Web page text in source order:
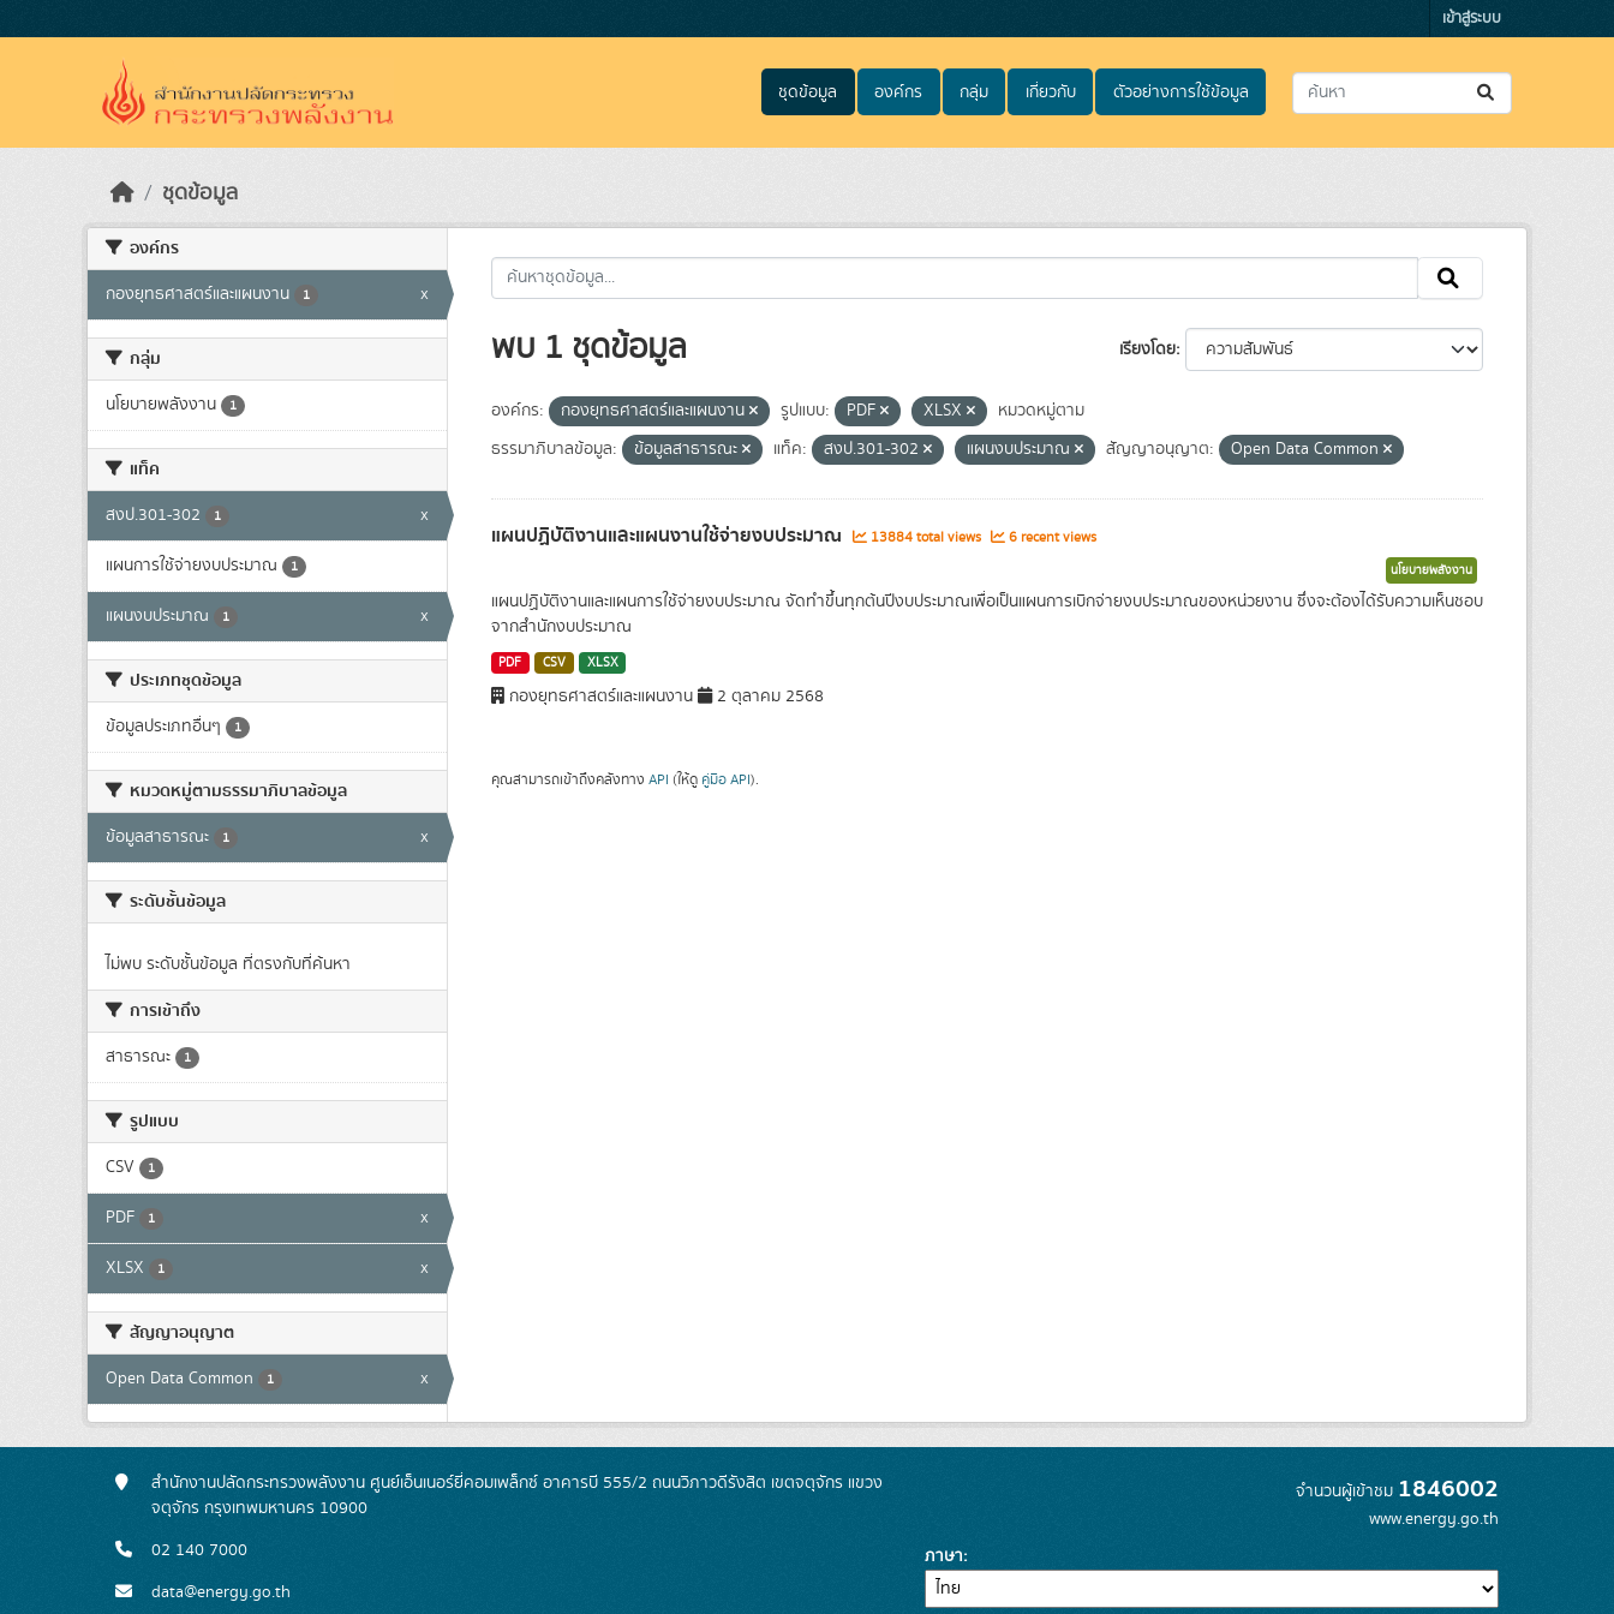
เข้าสู่ระบบ
ชุดข้อมูล องค์กร กลุ่ม เกี่ยวกับ ตัวอย่างการใช้ข้อมูล
ชุดข้อมูล
องค์กร
กองยุทธศาสตร์และแผนงาน 1 x
กลุ่ม
นโยบายพลังงาน 1
แท็ค
สงป.301-302 1 x
แผนการใช้จ่ายงบประมาณ 1
แผนงบประมาณ 1 x
ประเภทชุดข้อมูล
ข้อมูลประเภทอื่นๆ 1
หมวดหมู่ตามธรรมาภิบาลข้อมูล
ข้อมูลสาธารณะ 1 x
ระดับชั้นข้อมูล
ไม่พบ ระดับชั้นข้อมูล ที่ตรงกับที่ค้นหา
การเข้าถึง
สาธารณะ 1
รูปแบบ
CSV 1
PDF 1 x
XLSX 1 x
สัญญาอนุญาต
Open Data Common 1 x
เรียงโดย
พบ 1 ชุดข้อมูล
องค์กร: กองยุทธศาสตร์และแผนงาน รูปแบบ: PDF XLSX
หมวดหมู่ตาม
ธรรมาภิบาลข้อมูล:
ข้อมูลสาธารณะ แท็ค: สงป.301-302 แผนงบประมาณ สัญญาอนุญาต: Open Data Common
แผนปฏิบัติงานและแผนงานใช้จ่ายงบประมาณ 13884 total views 6 recent views
นโยบายพลังงาน
แผนปฏิบัติงานและแผนการใช้จ่ายงบประมาณ จัดทำขึ้นทุกต้นปีงบประมาณเพื่อเป็นแผนการเบิกจ่ายงบประมาณของหน่วยงาน ซึ่งจะต้องได้รับความเห็นชอบ
จากสำนักงบประมาณ
PDF CSV XLSX
กองยุทธศาสตร์และแผนงาน 2 ตุลาคม 2568
คุณสามารถเข้าถึงคลังทาง API (ให้ดู คู่มือ API).
สำนักงานปลัดกระทรวงพลังงาน ศูนย์เอ็นเนอร์ยี่คอมเพล็กซ์ อาคารบี 555/2 ถนนวิภาวดีรังสิต เขตจตุจักร แขวง
จตุจักร กรุงเทพมหานคร 10900
02 140 7000
data@energy.go.th
จำนวนผู้เข้าชม 1846002
www.energy.go.th
ภาษา